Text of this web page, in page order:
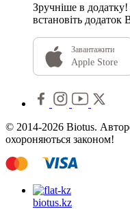
Зручніше в додатку!
встановіть додаток
Завантажити
Apple Store
© 2014-2026 Biotus.
охороняються законом!
biotus.kz